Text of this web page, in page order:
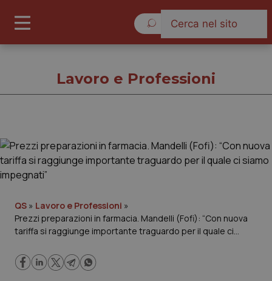
Cronache
Governo e Parlamento
Regioni e Asl
Lavoro e Professioni
Lavoro e Professioni
QS » Lavoro e Professioni »
Prezzi preparazioni in farmacia. Mandelli (Fofi): “Con nuova
tariffa si raggiunge importante traguardo per il quale ci